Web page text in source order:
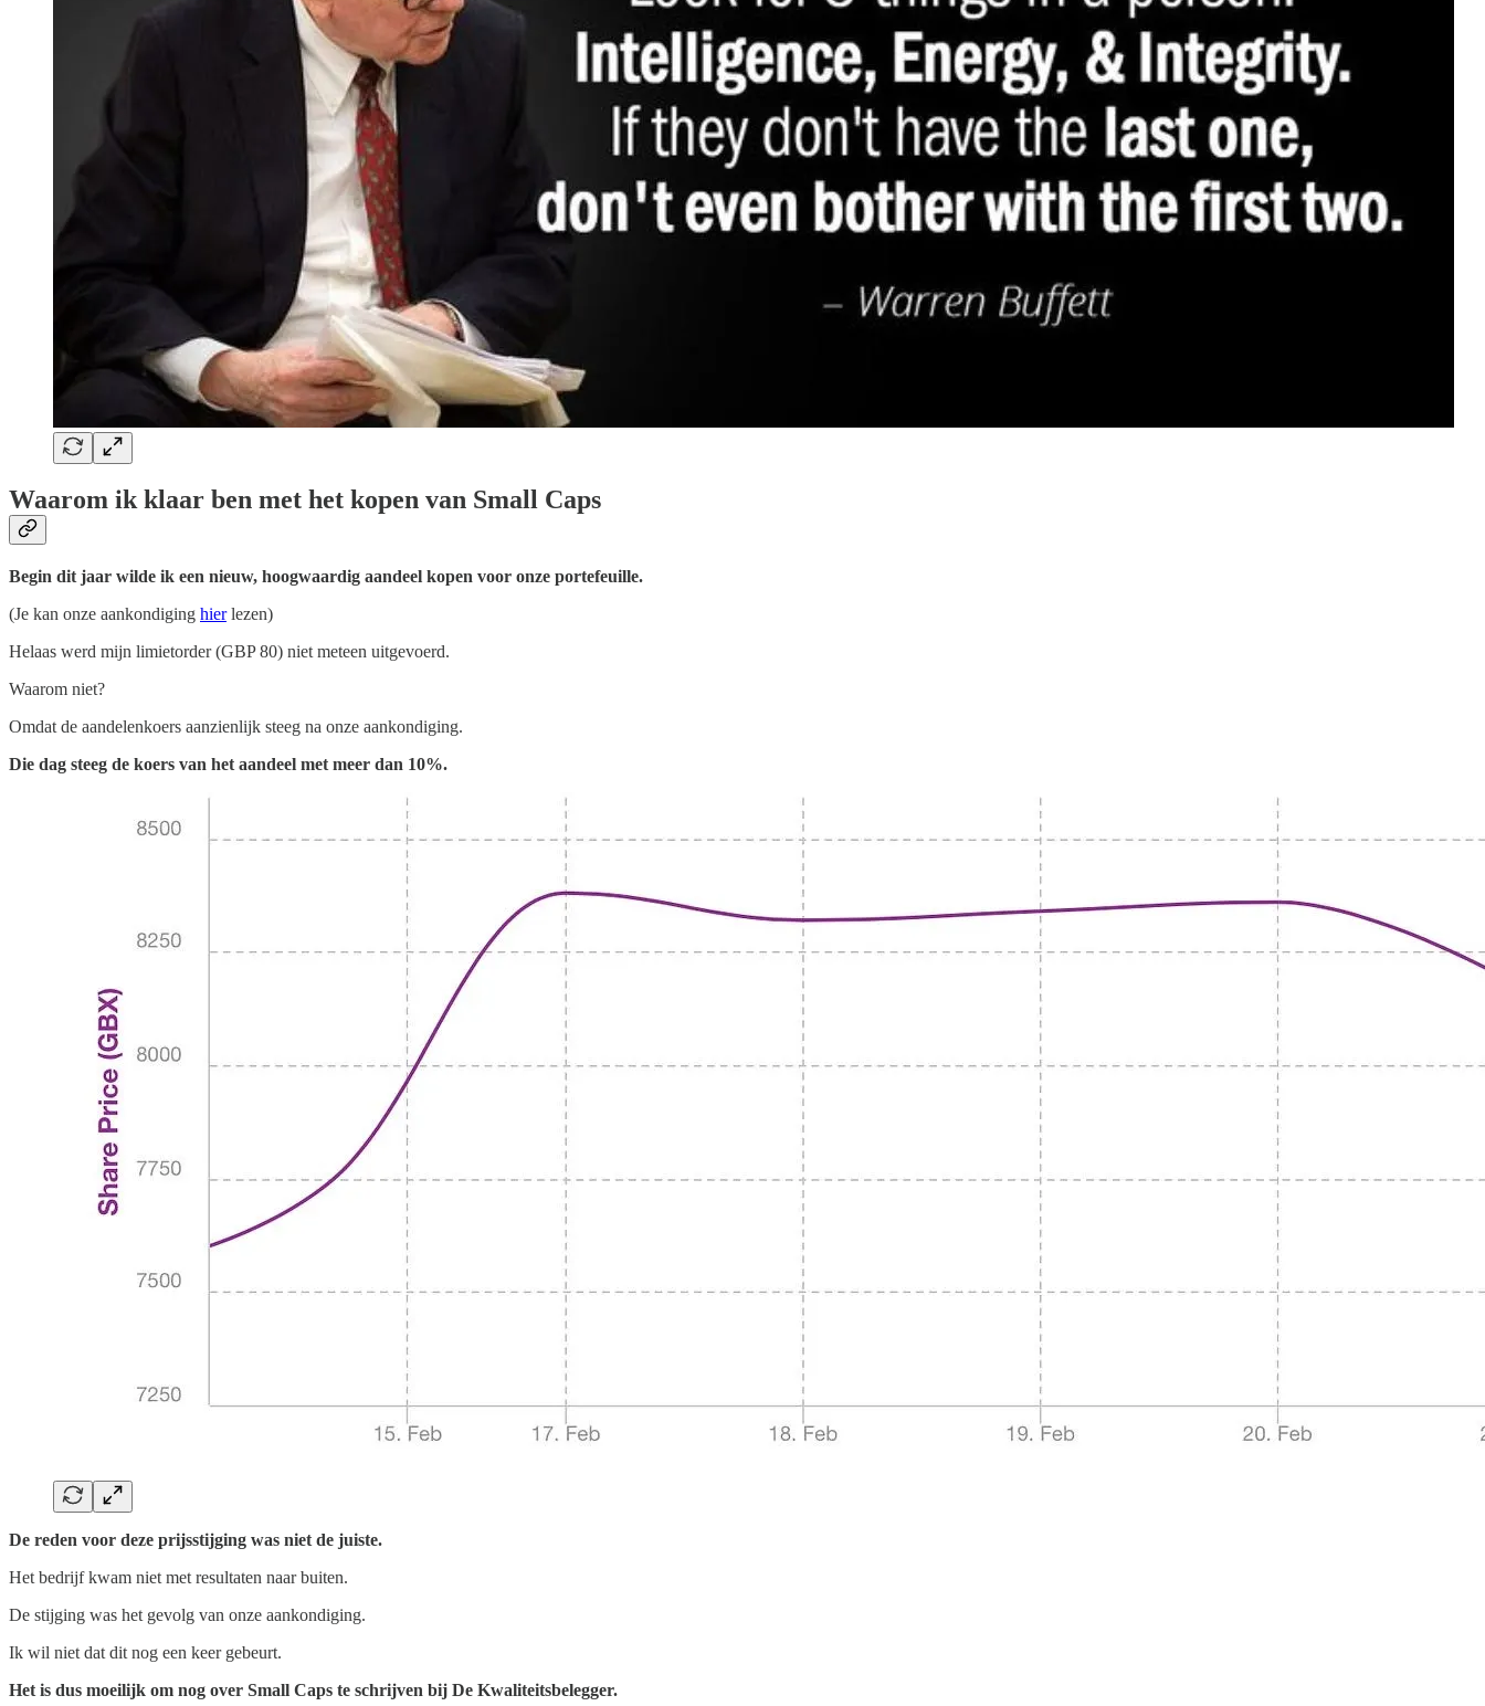
Waarom ik klaar ben met het kopen van Small Caps
Begin dit jaar wilde ik een nieuw, hoogwaardig aandeel kopen voor onze portefeuille.
(Je kan onze aankondiging hierlezen)
Helaas werd mijn limietorder (GBP 80) niet meteen uitgevoerd.
Waarom niet?
Omdat de aandelenkoers aanzienlijk steeg na onze aankondiging.
Die dag steeg de koers van het aandeel met meer dan 10%.
De reden voor deze prijsstijging was niet de juiste.
Het bedrijf kwam niet met resultaten naar buiten.
De stijging was het gevolg van onze aankondiging.
Ik wil niet dat dit nog een keer gebeurt.
Het is dus moeilijk om nog over Small Caps te schrijven bij De Kwaliteitsbelegger.